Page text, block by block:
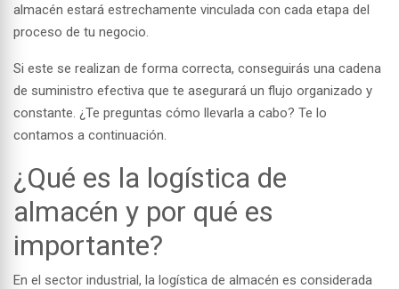
almacén estará estrechamente vinculada con cada etapa del
proceso de tu negocio.
Si este se realizan de forma correcta, conseguirás una cadena
de suministro efectiva que te asegurará un flujo organizado y
constante. ¿Te preguntas cómo llevarla a cabo? Te lo
contamos a continuación.
¿Qué es la logística de
almacén y por qué es
importante?
En el sector industrial, la logística de almacén es considerada